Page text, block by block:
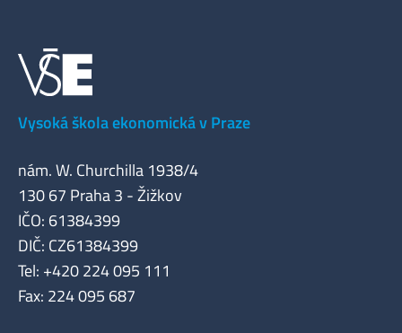
Vysoká škola ekonomická v Praze
nám. W. Churchilla 1938/4
130 67 Praha 3 - Žižkov
IČO: 61384399
DIČ: CZ61384399
Tel: +420 224 095 111
Fax: 224 095 687